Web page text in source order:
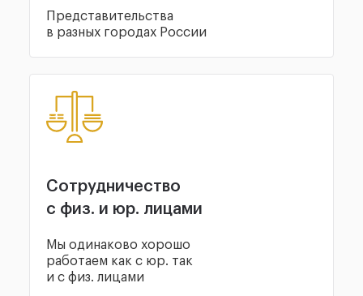
Представительства
в разных городах России
Сотрудничество
с физ. и юр. лицами
Мы одинаково хорошо
работаем как с юр. так
и с физ. лицами